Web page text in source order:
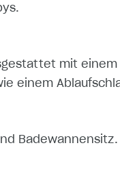
mit
einem